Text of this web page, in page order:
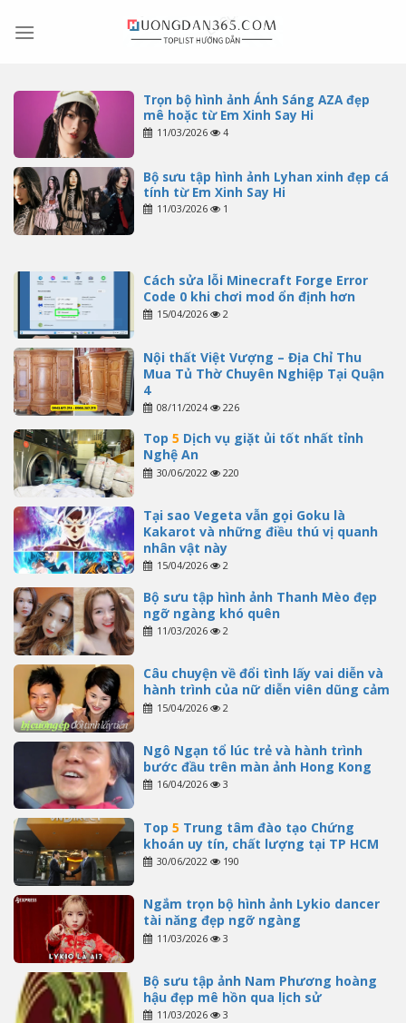
Trọn bộ hình ảnh Ánh Sáng AZA đẹp
mê hoặc từ Em Xinh Say Hi
11/03/2026 4
Bộ sưu tập hình ảnh Lyhan xinh đẹp cá
tính từ Em Xinh Say Hi
11/03/2026 1
Cách sửa lỗi Minecraft Forge Error
Code 0 khi chơi mod ổn định hơn
15/04/2026 2
Nội thất Việt Vượng – Địa Chỉ Thu
Mua Tủ Thờ Chuyên Nghiệp Tại Quận
4
08/11/2024 226
Top 5 Dịch vụ giặt ủi tốt nhất tỉnh
Nghệ An
30/06/2022 220
Tại sao Vegeta vẫn gọi Goku là
Kakarot và những điều thú vị quanh
nhân vật này
15/04/2026 2
Bộ sưu tập hình ảnh Thanh Mèo đẹp
ngỡ ngàng khó quên
11/03/2026 2
Câu chuyện về đổi tình lấy vai diễn và
hành trình của nữ diễn viên dũng cảm
15/04/2026 2
Ngô Ngạn tổ lúc trẻ và hành trình
bước đầu trên màn ảnh Hong Kong
16/04/2026 3
Top 5 Trung tâm đào tạo Chứng
khoán uy tín, chất lượng tại TP HCM
30/06/2022 190
Ngắm trọn bộ hình ảnh Lykio dancer
tài năng đẹp ngỡ ngàng
11/03/2026 3
Bộ sưu tập ảnh Nam Phương hoàng
hậu đẹp mê hồn qua lịch sử
11/03/2026 3